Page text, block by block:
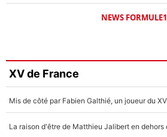
NEWS FORMULE1
XV de France